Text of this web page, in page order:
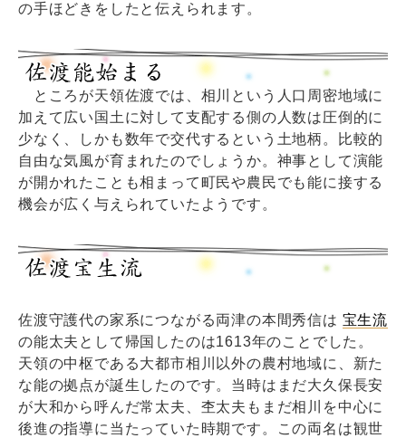
の手ほどきをしたと伝えられます。
ところが天領佐渡では、相川という人口周密地域に
加えて広い国土に対して支配する側の人数は圧倒的に
少なく、しかも数年で交代するという土地柄。比較的
自由な気風が育まれたのでしょうか。神事として演能
が開かれたことも相まって町民や農民でも能に接する
機会が広く与えられていたようです。
佐渡守護代の家系につながる両津の本間秀信は 宝生流
の能太夫として帰国したのは1613年のことでした。
天領の中枢である大都市相川以外の農村地域に、新た
な能の拠点が誕生したのです。当時はまだ大久保長安
が大和から呼んだ常太夫、杢太夫もまだ相川を中心に
後進の指導に当たっていた時期です。この両名は観世